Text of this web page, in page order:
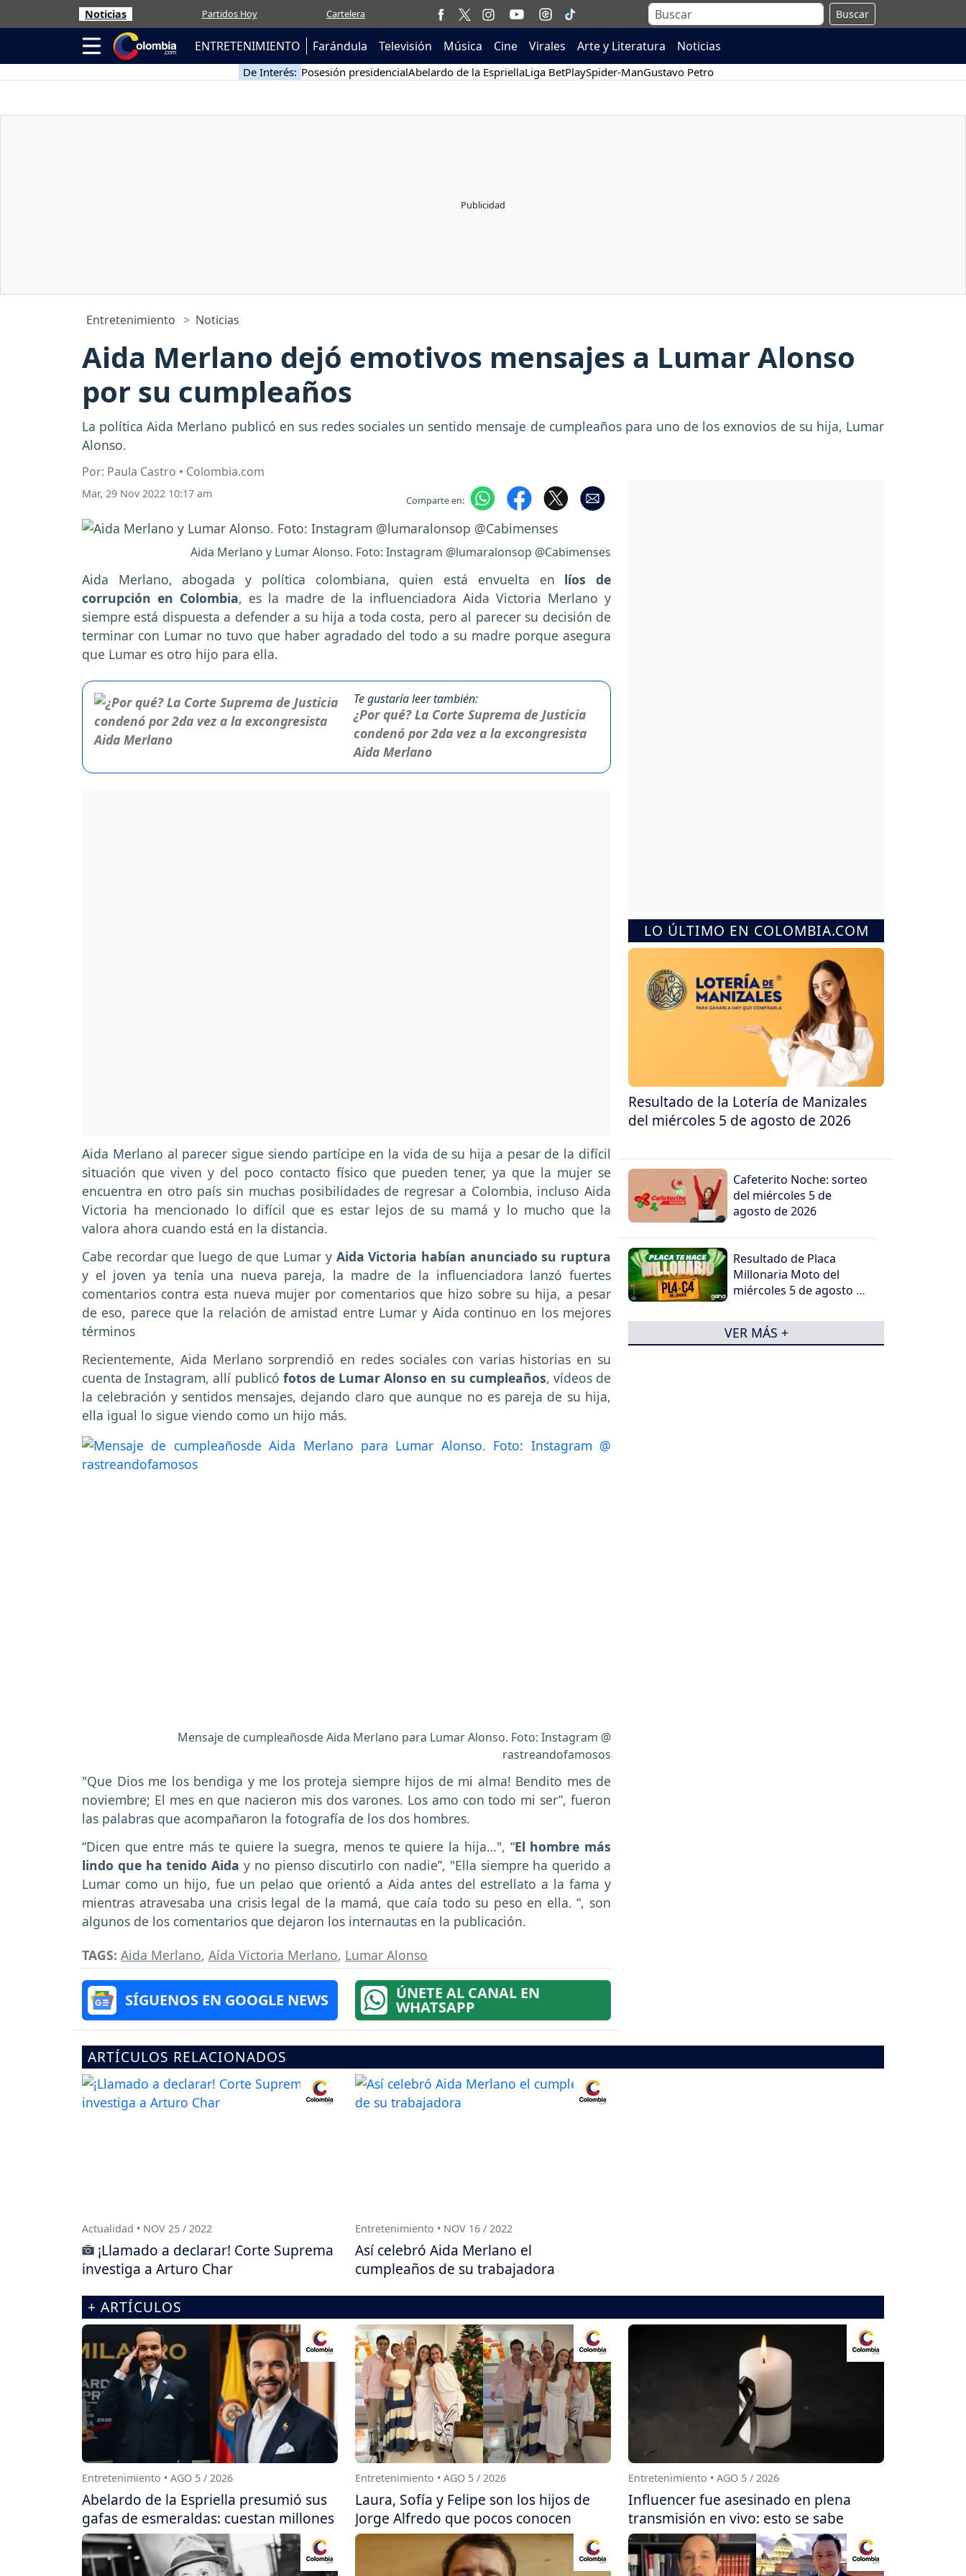
Noticias Partidos Hoy Cartelera Buscar
ENTRETENIMIENTO Farándula Televisión Música Cine Virales Arte y Literatura Noticias
De Interés: Posesión presidencialAbelardo de la EspriellaLiga BetPlaySpider-ManGustavo Petro
Entretenimiento Noticias
Aida Merlano dejó emotivos mensajes a Lumar Alonso
por su cumpleaños
La política Aida Merlano publicó en sus redes sociales un sentido mensaje de cumpleaños para uno de los exnovios de su hija, Lumar
Alonso.
Por: Paula Castro • Colombia.com
Mar, 29 Nov 2022 10:17 am Comparte en:
Aida Merlano y Lumar Alonso. Foto: Instagram @lumaralonsop @Cabimenses
Aida Merlano, abogada y política colombiana, quien está envuelta en líos de
corrupción en Colombia, es la madre de la influenciadora Aida Victoria Merlano y
siempre está dispuesta a defender a su hija a toda costa, pero al parecer su decisión de
terminar con Lumar no tuvo que haber agradado del todo a su madre porque asegura
que Lumar es otro hijo para ella.
Te gustaría leer también:
¿Por qué? La Corte Suprema de Justicia
condenó por 2da vez a la excongresista
Aida Merlano
Aida Merlano al parecer sigue siendo partícipe en la vida de su hija a pesar de la difícil
situación que viven y del poco contacto físico que pueden tener, ya que la mujer se
encuentra en otro país sin muchas posibilidades de regresar a Colombia, incluso Aida
Victoria ha mencionado lo difícil que es estar lejos de su mamá y lo mucho que la
valora ahora cuando está en la distancia.
Cabe recordar que luego de que Lumar y Aida Victoria habían anunciado su ruptura
y el joven ya tenía una nueva pareja, la madre de la influenciadora lanzó fuertes
comentarios contra esta nueva mujer por comentarios que hizo sobre su hija, a pesar
de eso, parece que la relación de amistad entre Lumar y Aida continuo en los mejores
términos
Recientemente, Aida Merlano sorprendió en redes sociales con varias historias en su
cuenta de Instagram, allí publicó fotos de Lumar Alonso en su cumpleaños, vídeos de
la celebración y sentidos mensajes, dejando claro que aunque no es pareja de su hija,
ella igual lo sigue viendo como un hijo más.
Mensaje de cumpleañosde Aida Merlano para Lumar Alonso. Foto: Instagram @
rastreandofamosos
"Que Dios me los bendiga y me los proteja siempre hijos de mi alma! Bendito mes de
noviembre; El mes en que nacieron mis dos varones. Los amo con todo mi ser”, fueron
las palabras que acompañaron la fotografía de los dos hombres.
“Dicen que entre más te quiere la suegra, menos te quiere la hija…", “El hombre más
lindo que ha tenido Aida y no pienso discutirlo con nadie”, "Ella siempre ha querido a
Lumar como un hijo, fue un pelao que orientó a Aida antes del estrellato a la fama y
mientras atravesaba una crisis legal de la mamá, que caía todo su peso en ella. “, son
algunos de los comentarios que dejaron los internautas en la publicación.
TAGS: Aida Merlano, Aída Victoria Merlano, Lumar Alonso
SÍGUENOS EN GOOGLE NEWS ÚNETE AL CANAL EN
WHATSAPP
LO ÚLTIMO EN COLOMBIA.COM
Resultado de la Lotería de Manizales
del miércoles 5 de agosto de 2026
Cafeterito Noche: sorteo
del miércoles 5 de
agosto de 2026
Resultado de Placa
Millonaria Moto del
miércoles 5 de agosto de
VER MÁS +
ARTÍCULOS RELACIONADOS
Actualidad • NOV 25 / 2022
¡Llamado a declarar! Corte Suprema
investiga a Arturo Char
Entretenimiento • NOV 16 / 2022
Así celebró Aida Merlano el
cumpleaños de su trabajadora
+ ARTÍCULOS
Entretenimiento • AGO 5 / 2026
Abelardo de la Espriella presumió sus
gafas de esmeraldas: cuestan millones
Entretenimiento • AGO 5 / 2026
Laura, Sofía y Felipe son los hijos de
Jorge Alfredo que pocos conocen
Entretenimiento • AGO 5 / 2026
Influencer fue asesinado en plena
transmisión en vivo: esto se sabe